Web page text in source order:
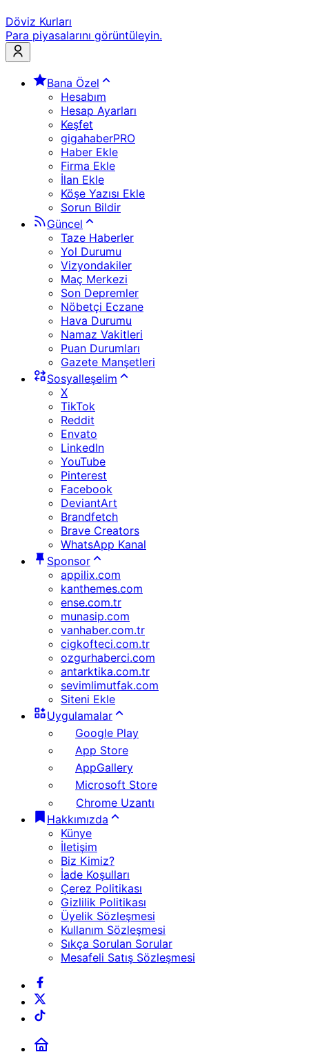
Döviz Kurları
Para piyasalarını görüntüleyin.
Bana Özel
Hesabım
Hesap Ayarları
Keşfet
gigahaberPRO
Haber Ekle
Firma Ekle
İlan Ekle
Köşe Yazısı Ekle
Sorun Bildir
Güncel
Taze Haberler
Yol Durumu
Vizyondakiler
Maç Merkezi
Son Depremler
Nöbetçi Eczane
Hava Durumu
Namaz Vakitleri
Puan Durumları
Gazete Manşetleri
Sosyalleşelim
X
TikTok
Reddit
Envato
LinkedIn
YouTube
Pinterest
Facebook
DeviantArt
Brandfetch
Brave Creators
WhatsApp Kanal
Sponsor
appilix.com
kanthemes.com
ense.com.tr
munasip.com
vanhaber.com.tr
cigkofteci.com.tr
ozgurhaberci.com
antarktika.com.tr
sevimlimutfak.com
Siteni Ekle
Uygulamalar
Google Play
App Store
AppGallery
Microsoft Store
Chrome Uzantı
Hakkımızda
Künye
İletişim
Biz Kimiz?
İade Koşulları
Çerez Politikası
Gizlilik Politikası
Üyelik Sözleşmesi
Kullanım Sözleşmesi
Sıkça Sorulan Sorular
Mesafeli Satış Sözleşmesi